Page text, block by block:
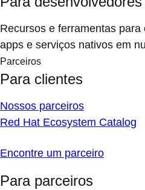
Recursos e ferramentas
apps e serviços nativos em
Parceiros
Para clientes
Nossos parceiros
Red Hat Ecosystem Catalog
Encontre um parceiro
Para parceiros